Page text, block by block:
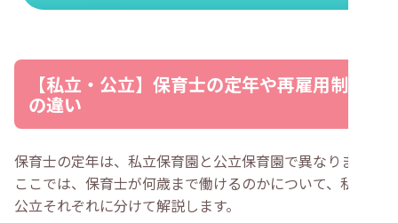
【私立・公立】保育士の定年や再雇用制度
の違い
保育士の定年は、私立保育園と公立保育園で異なります。
ここでは、保育士が何歳まで働けるのかについて、私立と
公立それぞれに分けて解説します。